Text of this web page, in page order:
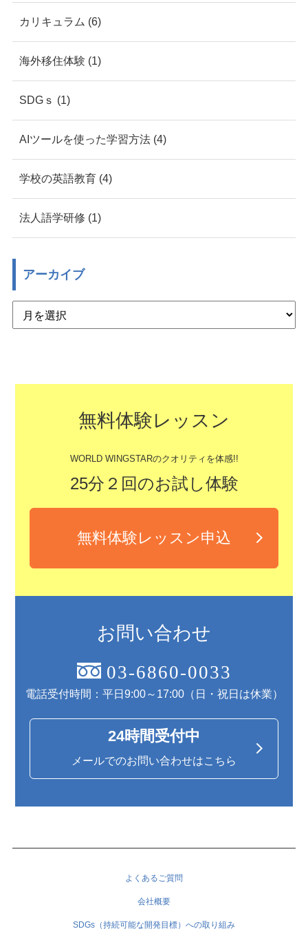
カリキュラム (6)
海外移住体験 (1)
SDGｓ (1)
AIツールを使った学習方法 (4)
学校の英語教育 (4)
法人語学研修 (1)
アーカイブ
無料体験レッスン
WORLD WINGSTARのクオリティを体感!!
25分２回のお試し体験
無料体験レッスン申込
お問い合わせ
03-6860-0033
電話受付時間：平日9:00～17:00（日・祝日は休業）
24時間受付中
メールでのお問い合わせはこちら
よくあるご質問
会社概要
SDGs（持続可能な開発目標）への取り組み